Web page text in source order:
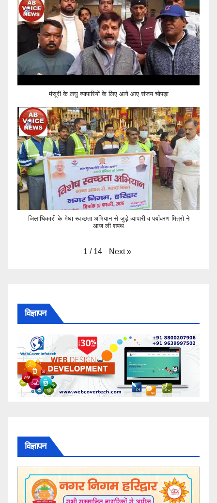
मंसूरी के लघु व्यापारियों के लिए आगे आए संजय चोपड़ा
जिलाधिकारी के मेघा स्वच्छता अभियान से जुड़े व्यापारी व पर्यावरण मित्रो ने
आज ली शपथ
1 / 14 Next »
विज्ञापन
विज्ञापन